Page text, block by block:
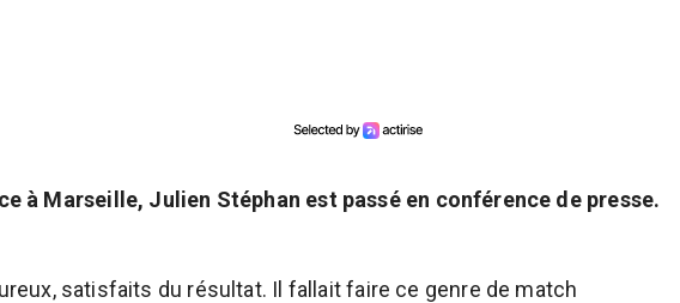
à Marseille, Julien Stéphan est passé en conférence de presse.
satisfaits du résultat. Il fallait faire ce genre de match